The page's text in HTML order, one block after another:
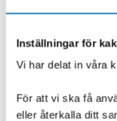
Inställningar för
Vi har delat in våra
För att vi ska få
eller återkalla ditt